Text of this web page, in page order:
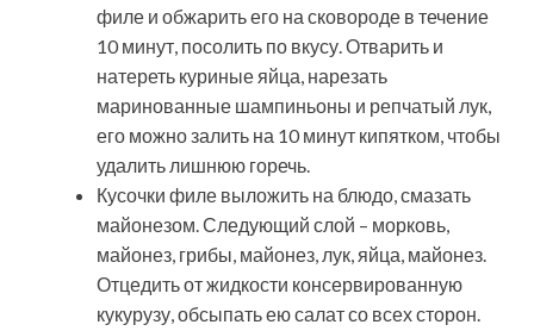
филе и обжарить его на сковороде в течение
10 минут, посолить по вкусу. Отварить и
натереть куриные яйца, нарезать
маринованные шампиньоны и репчатый лук,
его можно залить на 10 минут кипятком, чтобы
удалить лишнюю горечь.
Кусочки филе выложить на блюдо, смазать
майонезом. Следующий слой – морковь,
майонез, грибы, майонез, лук, яйца, майонез.
Отцедить от жидкости консервированную
кукурузу, обсыпать ею салат со всех сторон.